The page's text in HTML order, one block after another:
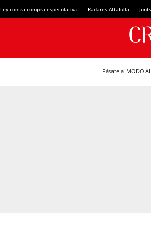
Ley contra compra especulativa Radares Altafulla
Pásate al MODO